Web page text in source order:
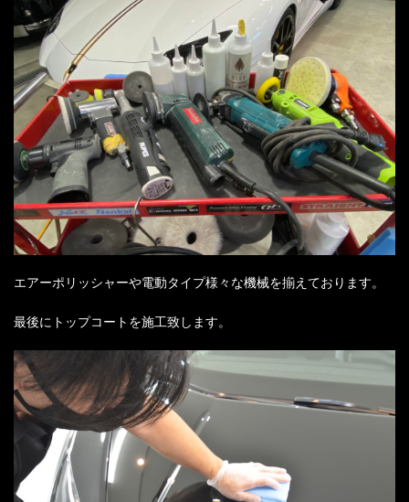
エアーポリッシャーや電動タイプ様々な機械を揃えております。
最後にトップコートを施工致します。